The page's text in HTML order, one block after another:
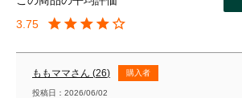
3.75
ももママ 26 購入者
投稿日 2026/06/02